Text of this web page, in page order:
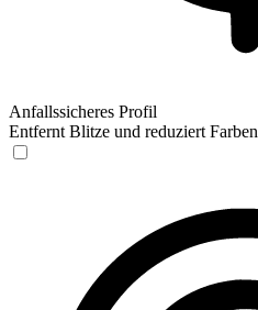
Anfallssicheres Profil
Entfernt Blitze und reduziert Farben